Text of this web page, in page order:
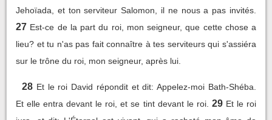
Jehoïada, et ton serviteur Salomon, il ne nous a pas invités.
27 Est-ce de la part du roi, mon seigneur, que cette chose a
lieu? et tu n'as pas fait connaître à tes serviteurs qui s'assiéra
sur le trône du roi, mon seigneur, après lui.
28 Et le roi David répondit et dit: Appelez-moi Bath-Shéba.
Et elle entra devant le roi, et se tint devant le roi. 29 Et le roi